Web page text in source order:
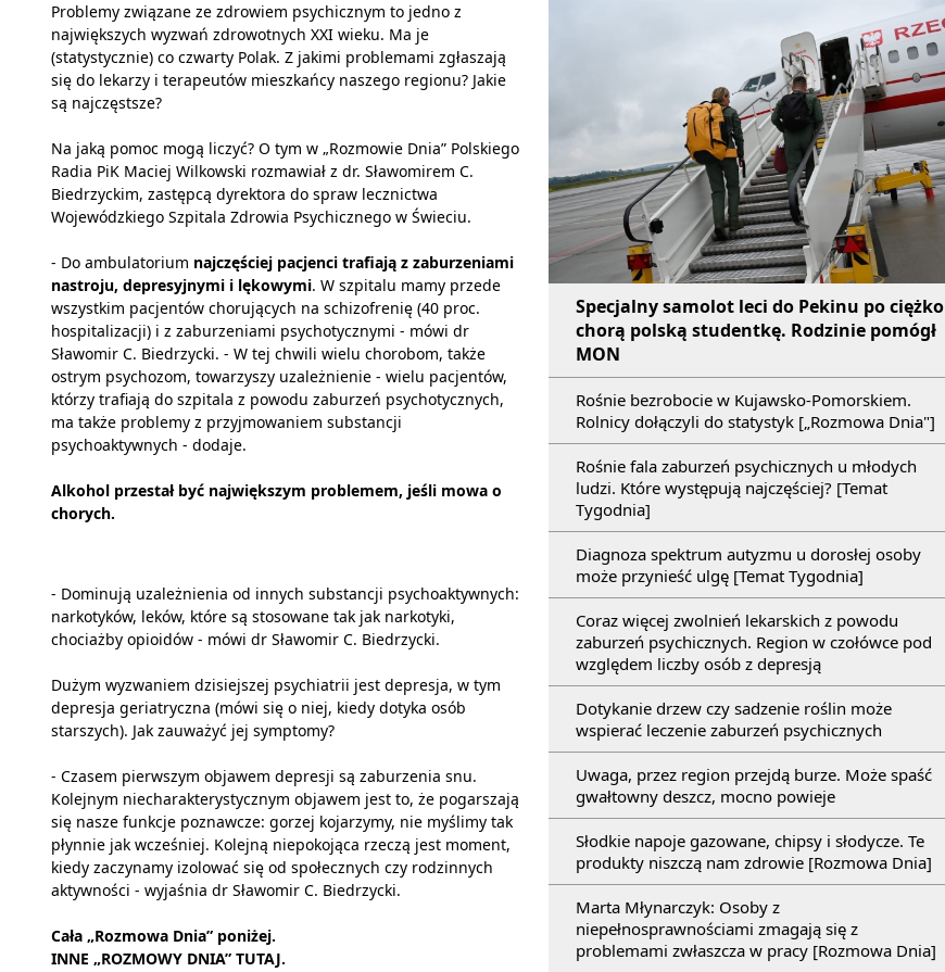
Specjalny samolot leci do Pekinu po ciężko
chorą polską studentkę. Rodzinie pomógł
MON
Rośnie bezrobocie w Kujawsko-Pomorskiem.
Rolnicy dołączyli do statystyk [„Rozmowa Dnia"]
Rośnie fala zaburzeń psychicznych u młodych
ludzi. Które występują najczęściej? [Temat
Tygodnia]
Diagnoza spektrum autyzmu u dorosłej osoby
może przynieść ulgę [Temat Tygodnia]
Coraz więcej zwolnień lekarskich z powodu
zaburzeń psychicznych. Region w czołówce pod
względem liczby osób z depresją
Dotykanie drzew czy sadzenie roślin może
wspierać leczenie zaburzeń psychicznych
Uwaga, przez region przejdą burze. Może spaść
gwałtowny deszcz, mocno powieje
Słodkie napoje gazowane, chipsy i słodycze. Te
produkty niszczą nam zdrowie [Rozmowa Dnia]
Marta Młynarczyk: Osoby z
niepełnosprawnościami zmagają się z
problemami zwłaszcza w pracy [Rozmowa Dnia]
Problemy związane ze zdrowiem psychicznym to jedno z
największych wyzwań zdrowotnych XXI wieku. Ma je
(statystycznie) co czwarty Polak. Z jakimi problemami zgłaszają
się do lekarzy i terapeutów mieszkańcy naszego regionu? Jakie
są najczęstsze?
Na jaką pomoc mogą liczyć? O tym w „Rozmowie Dnia” Polskiego
Radia PiK Maciej Wilkowski rozmawiał z dr. Sławomirem C.
Biedrzyckim, zastępcą dyrektora do spraw lecznictwa
Wojewódzkiego Szpitala Zdrowia Psychicznego w Świeciu.
- Do ambulatorium najczęściej pacjenci trafiają z zaburzeniami
nastroju, depresyjnymi i lękowymi. W szpitalu mamy przede
wszystkim pacjentów chorujących na schizofrenię (40 proc.
hospitalizacji) i z zaburzeniami psychotycznymi - mówi dr
Sławomir C. Biedrzycki. - W tej chwili wielu chorobom, także
ostrym psychozom, towarzyszy uzależnienie - wielu pacjentów,
którzy trafiają do szpitala z powodu zaburzeń psychotycznych,
ma także problemy z przyjmowaniem substancji
psychoaktywnych - dodaje.
Alkohol przestał być największym problemem, jeśli mowa o
chorych.
- Dominują uzależnienia od innych substancji psychoaktywnych:
narkotyków, leków, które są stosowane tak jak narkotyki,
chociażby opioidów - mówi dr Sławomir C. Biedrzycki.
Dużym wyzwaniem dzisiejszej psychiatrii jest depresja, w tym
depresja geriatryczna (mówi się o niej, kiedy dotyka osób
starszych). Jak zauważyć jej symptomy?
- Czasem pierwszym objawem depresji są zaburzenia snu.
Kolejnym niecharakterystycznym objawem jest to, że pogarszają
się nasze funkcje poznawcze: gorzej kojarzymy, nie myślimy tak
płynnie jak wcześniej. Kolejną niepokojąca rzeczą jest moment,
kiedy zaczynamy izolować się od społecznych czy rodzinnych
aktywności - wyjaśnia dr Sławomir C. Biedrzycki.
Cała „Rozmowa Dnia” poniżej.
INNE „ROZMOWY DNIA” TUTAJ.